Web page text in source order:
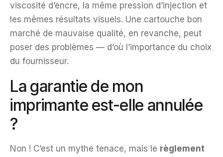
viscosité d’encre, la même pression d’injection et
les mêmes résultats visuels. Une cartouche bon
marché de mauvaise qualité, en revanche, peut
poser des problèmes — d’où l’importance du choix
du fournisseur.
La garantie de mon
imprimante est-elle annulée
?
Non ! C’est un mythe tenace, mais le règlement